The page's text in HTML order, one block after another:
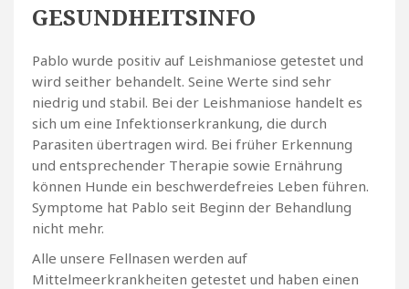
GESUNDHEITSINFO
Pablo wurde positiv auf Leishmaniose getestet und
wird seither behandelt. Seine Werte sind sehr
niedrig und stabil. Bei der Leishmaniose handelt es
sich um eine Infektionserkrankung, die durch
Parasiten übertragen wird. Bei früher Erkennung
und entsprechender Therapie sowie Ernährung
können Hunde ein beschwerdefreies Leben führen.
Symptome hat Pablo seit Beginn der Behandlung
nicht mehr.
Alle unsere Fellnasen werden auf
Mittelmeerkrankheiten getestet und haben einen